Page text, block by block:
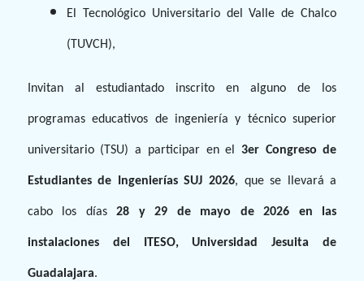
Prepa ITESO
Sustentabilidad
El Tecnológico Universitario del Valle de Chalco
(TUVCH),
Invitan al estudiantado inscrito en alguno de los
programas educativos de ingeniería y técnico superior
universitario (TSU) a participar en el 3er Congreso de
Estudiantes de Ingenierías SUJ 2026, que se llevará a
cabo los días28 y 29 de mayo de 2026 en las
instalaciones del ITESO, Universidad Jesuita de
Guadalajara.